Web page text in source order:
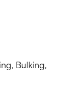
Bulking,